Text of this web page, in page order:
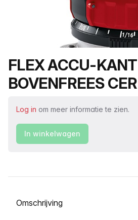
Productnaam
FLEX ACCU-
BOVENFREES
Log in om meer informatie te zien.
In winkelwagen
Selecteer een tabblad